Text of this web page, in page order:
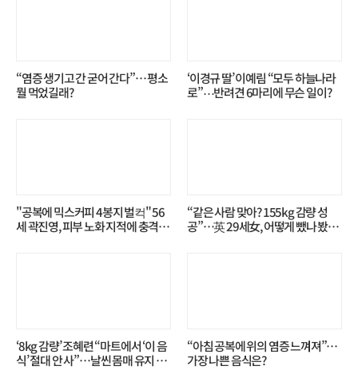
“염증 생기고 간 굳어 간다”… 평소
뭘 먹었길래?
‘이경규 딸’ 이예림 “모두 하늘나라
로”⋯반려견 6마리에 무슨 일이?
"공복에 믹스커피 4봉지 벌컥" 56
세 곽진영, 피부 노화 지적에 충격…
“같은 사람 맞아? 155kg 감량 성
공”…英 29세女, 어떻게 뺐나 봤더
‘8kg 감량’ 조혜련 “마트에서 ‘이 음
식’ 절대 안 사”…날씬 몸매 유지 비
“아침 공복에 위의 염증 느껴져”…
가장 나쁜 음식은?